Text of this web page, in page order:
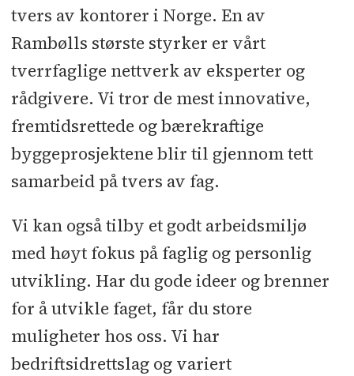
tvers av kontorer i Norge. En av
Rambølls største styrker er vårt
tverrfaglige nettverk av eksperter og
rådgivere. Vi tror de mest innovative,
fremtidsrettede og bærekraftige
byggeprosjektene blir til gjennom tett
samarbeid på tvers av fag.
Vi kan også tilby et godt arbeidsmiljø
med høyt fokus på faglig og personlig
utvikling. Har du gode ideer og brenner
for å utvikle faget, får du store
muligheter hos oss. Vi har
bedriftsidrettslag og variert